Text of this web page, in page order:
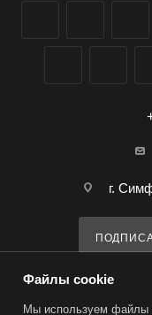
Дальнейший уход
г.
Файлы cookie
Мы используем файлы